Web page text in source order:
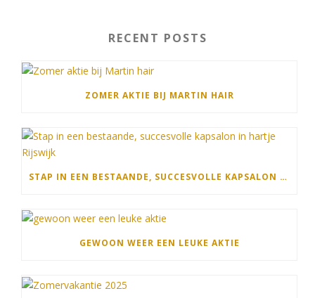
RECENT POSTS
ZOMER AKTIE BIJ MARTIN HAIR
STAP IN EEN BESTAANDE, SUCCESVOLLE KAPSALON IN HARTJE RIJSWIJK
GEWOON WEER EEN LEUKE AKTIE